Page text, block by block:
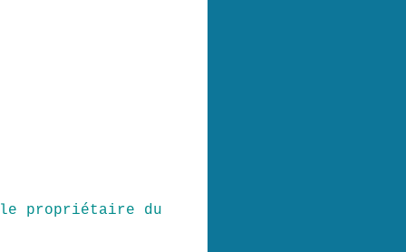
propriétaire du